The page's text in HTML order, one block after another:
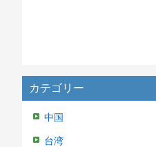
カテゴリー
中国
台湾